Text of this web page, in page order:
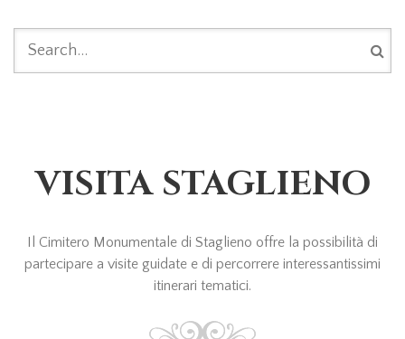
FORM DI RICERCA
VISITA STAGLIENO
Il Cimitero Monumentale di Staglieno offre la possibilità di
partecipare a visite guidate e di percorrere interessantissimi
itinerari tematici.